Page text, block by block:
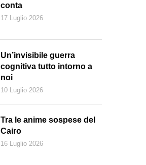
conta
17 Luglio 2026
Un’invisibile guerra
cognitiva tutto intorno a
noi
10 Luglio 2026
Tra le anime sospese del
Cairo
16 Luglio 2026